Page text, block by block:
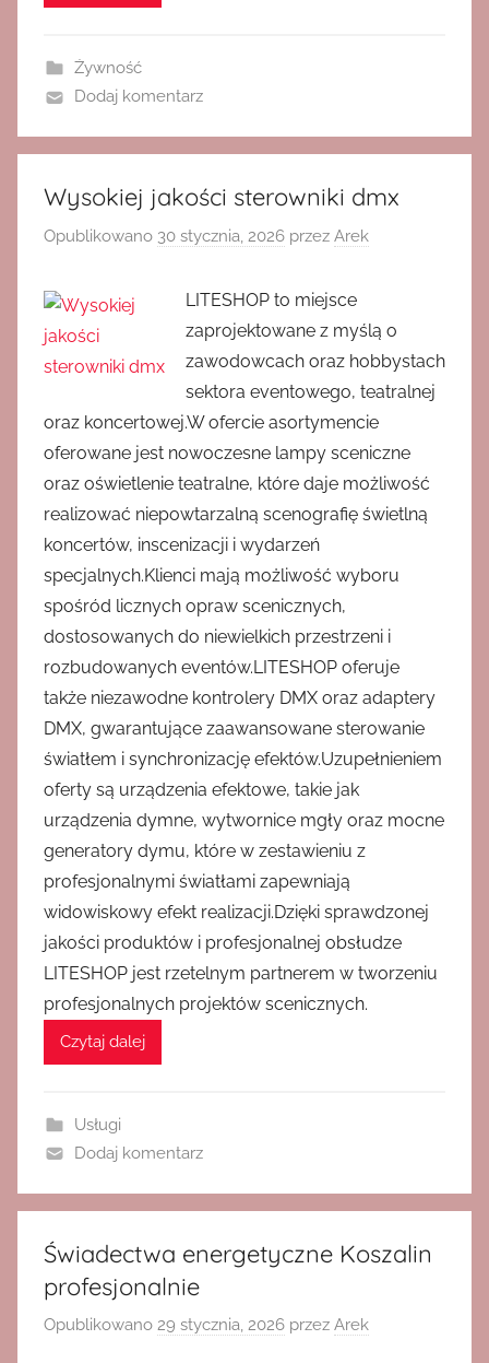
Żywność
Dodaj komentarz
Wysokiej jakości sterowniki dmx
Opublikowano 30 stycznia, 2026 przez Arek
LITESHOP to miejsce
zaprojektowane z myślą o
zawodowcach oraz hobbystach
sektora eventowego, teatralnej
oraz koncertowej.W ofercie asortymencie
oferowane jest nowoczesne lampy sceniczne
oraz oświetlenie teatralne, które daje możliwość
realizować niepowtarzalną scenografię świetlną
koncertów, inscenizacji i wydarzeń
specjalnych.Klienci mają możliwość wyboru
spośród licznych opraw scenicznych,
dostosowanych do niewielkich przestrzeni i
rozbudowanych eventów.LITESHOP oferuje
także niezawodne kontrolery DMX oraz adaptery
DMX, gwarantujące zaawansowane sterowanie
światłem i synchronizację efektów.Uzupełnieniem
oferty są urządzenia efektowe, takie jak
urządzenia dymne, wytwornice mgły oraz mocne
generatory dymu, które w zestawieniu z
profesjonalnymi światłami zapewniają
widowiskowy efekt realizacji.Dzięki sprawdzonej
jakości produktów i profesjonalnej obsłudze
LITESHOP jest rzetelnym partnerem w tworzeniu
profesjonalnych projektów scenicznych.
Czytaj dalej
Usługi
Dodaj komentarz
Świadectwa energetyczne Koszalin
profesjonalnie
Opublikowano 29 stycznia, 2026 przez Arek